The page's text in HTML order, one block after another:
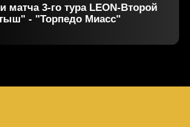
матча 3-го тура LEON-Второй
- "Торпедо Миасс"